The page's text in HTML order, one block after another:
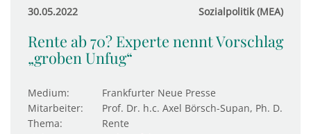
30.05.2022 Sozialpolitik (MEA)
Rente ab 70? Experte nennt Vorschlag
„groben Unfug“
Medium:
Frankfurter Neue Presse
Mitarbeiter:
Prof. Dr. h.c. Axel Börsch-Supan, Ph. D.
Thema:
Rente